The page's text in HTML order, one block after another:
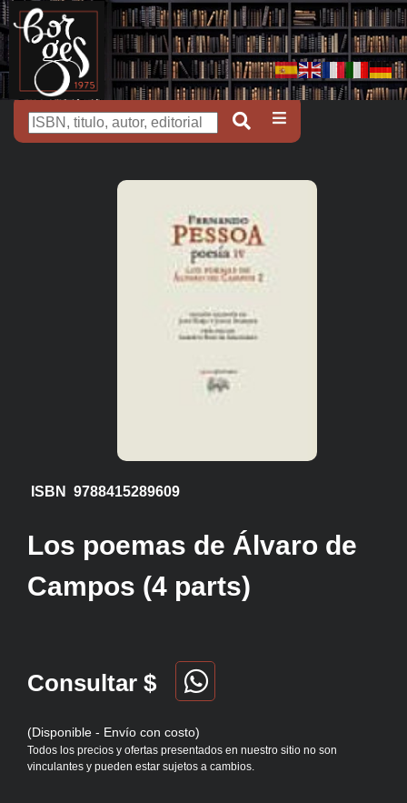
ISBN 9788415289609
Los poemas de Álvaro de
Campos (4 parts)
Consultar $
(Disponible - Envío con costo)
Todos los precios y ofertas presentados en nuestro sitio no son
vinculantes y pueden estar sujetos a cambios.